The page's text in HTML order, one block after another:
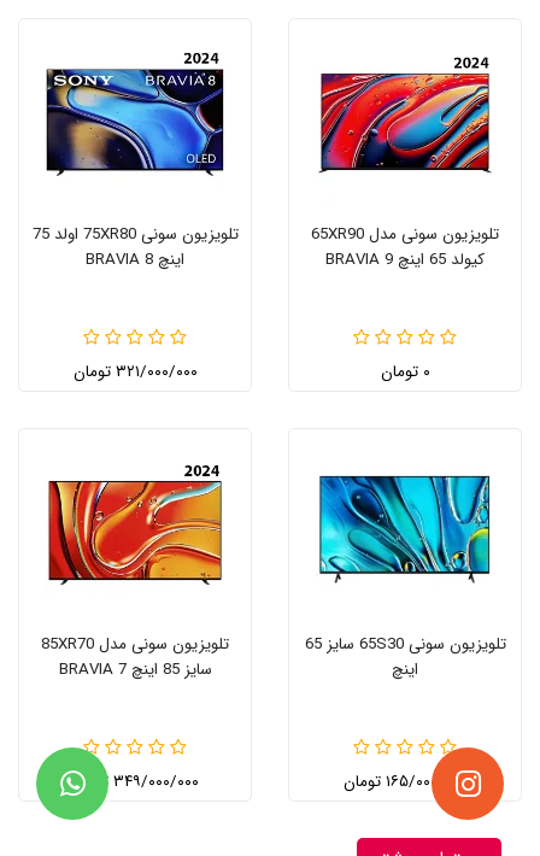
تلویزیون سونی مدل 65XR90
کیولد 65 اینچ BRAVIA 9
۰ تومان
تلویزیون سونی 75XR80 اولد 75
اینچ BRAVIA 8
۳۲۱/۰۰۰/۰۰۰ تومان
تلویزیون سونی 65S30 سایز 65
اینچ
۱۶۵/۰۰۰/۰۰۰ تومان
تلویزیون سونی مدل 85XR70
سایز 85 اینچ BRAVIA 7
۳۴۹/۰۰۰/۰۰۰ تومان